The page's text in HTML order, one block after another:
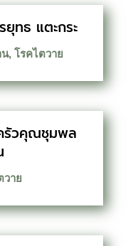
ทธ แตะกระ
น, โรคไตวาย
รัวคุณชุมพล
วาย